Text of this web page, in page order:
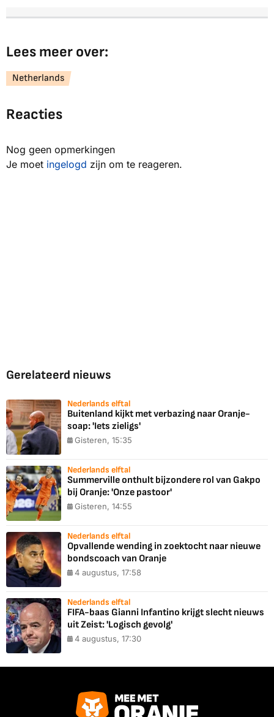
Lees meer over:
Netherlands
Reacties
Nog geen opmerkingen
Je moet ingelogd zijn om te reageren.
Gerelateerd nieuws
Nederlands elftal
Buitenland kijkt met verbazing naar Oranje-
soap: 'Iets zieligs'
Gisteren, 15:35
Nederlands elftal
Summerville onthult bijzondere rol van Gakpo
bij Oranje: 'Onze pastoor'
Gisteren, 14:55
Nederlands elftal
Opvallende wending in zoektocht naar nieuwe
bondscoach van Oranje
4 augustus, 17:58
Nederlands elftal
FIFA-baas Gianni Infantino krijgt slecht nieuws
uit Zeist: 'Logisch gevolg'
4 augustus, 17:30